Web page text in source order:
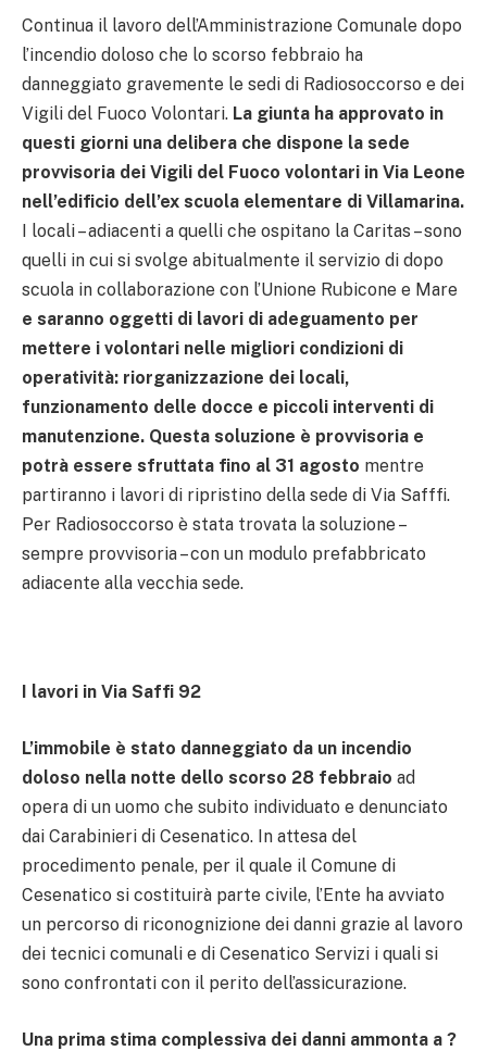
Continua il lavoro dell’Amministrazione Comunale dopo
l’incendio doloso che lo scorso febbraio ha
danneggiato gravemente le sedi di Radiosoccorso e dei
Vigili del Fuoco Volontari. La giunta ha approvato in
questi giorni una delibera che dispone la sede
provvisoria dei Vigili del Fuoco volontari in Via Leone
nell’edificio dell’ex scuola elementare di Villamarina.
I locali – adiacenti a quelli che ospitano la Caritas – sono
quelli in cui si svolge abitualmente il servizio di dopo
scuola in collaborazione con l’Unione Rubicone e Mare
e saranno oggetti di lavori di adeguamento per
mettere i volontari nelle migliori condizioni di
operatività: riorganizzazione dei locali,
funzionamento delle docce e piccoli interventi di
manutenzione. Questa soluzione è provvisoria e
potrà essere sfruttata fino al 31 agosto mentre
partiranno i lavori di ripristino della sede di Via Safffi.
Per Radiosoccorso è stata trovata la soluzione –
sempre provvisoria – con un modulo prefabbricato
adiacente alla vecchia sede.
I lavori in Via Saffi 92
L’immobile è stato danneggiato da un incendio
doloso nella notte dello scorso 28 febbraio ad
opera di un uomo che subito individuato e denunciato
dai Carabinieri di Cesenatico. In attesa del
procedimento penale, per il quale il Comune di
Cesenatico si costituirà parte civile, l’Ente ha avviato
un percorso di riconognizione dei danni grazie al lavoro
dei tecnici comunali e di Cesenatico Servizi i quali si
sono confrontati con il perito dell’assicurazione.
Una prima stima complessiva dei danni ammonta a ?